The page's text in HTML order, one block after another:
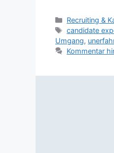
Kategorien
Recruiting &
Schlagwörter
candidate
Umgang,
Kommentar